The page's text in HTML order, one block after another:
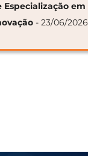
em
- 23/06/2026